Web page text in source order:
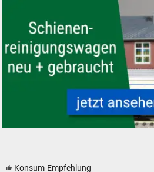
Konsum-Empfehlung